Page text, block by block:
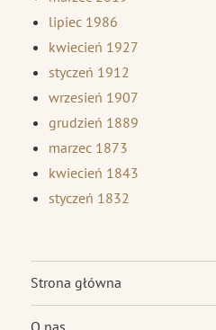
lipiec 1986
kwiecień 1927
styczeń 1912
wrzesień 1907
grudzień 1889
marzec 1873
kwiecień 1843
styczeń 1832
Strona główna